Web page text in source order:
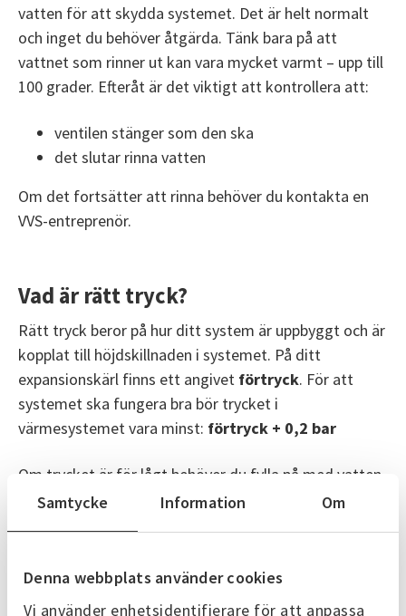
Samtycke Information Om
Denna webbplats använder cookies
Vi använder enhetsidentifierare för att anpassa
vatten för att skydda systemet. Det är helt normalt
och inget du behöver åtgärda. Tänk bara på att
vattnet som rinner ut kan vara mycket varmt – upp till
100 grader. Efteråt är det viktigt att kontrollera att:
ventilen stänger som den ska
det slutar rinna vatten
Om det fortsätter att rinna behöver du kontakta en
VVS-entreprenör.
Vad är rätt tryck?
Rätt tryck beror på hur ditt system är uppbyggt och är
kopplat till höjdskillnaden i systemet. På ditt
expansionskärl finns ett angivet förtryck. För att
systemet ska fungera bra bör trycket i
värmesystemet vara minst: förtryck + 0,2 bar
Om trycket är för lågt behöver du fylla på med vatten
i systemet.
Fyll på vatten vid behov
Du fyller på vatten via påfyllningsventilen som sitter i